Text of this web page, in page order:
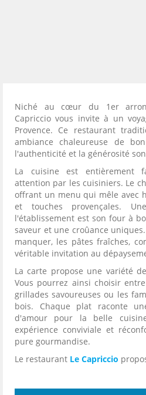
Niché au cœur du 1er
Capriccio vous invite à un
Provence. Ce restaurant
ambiance chaleureuse de
l'authenticité et la générosité
La cuisine est entièrement
attention par les cuisiniers. Le
offrant un menu qui mêle avec
et touches provençales.
l'établissement est son four à
saveur et une croûance
manquer, les pâtes fraîches,
véritable invitation au
La carte propose une variété
Vous pourrez ainsi choisir
grillades savoureuses ou les
bois. Chaque plat raconte
d'amour pour la belle
expérience conviviale et
pure gourmandise.
Le restaurant Le Capriccio